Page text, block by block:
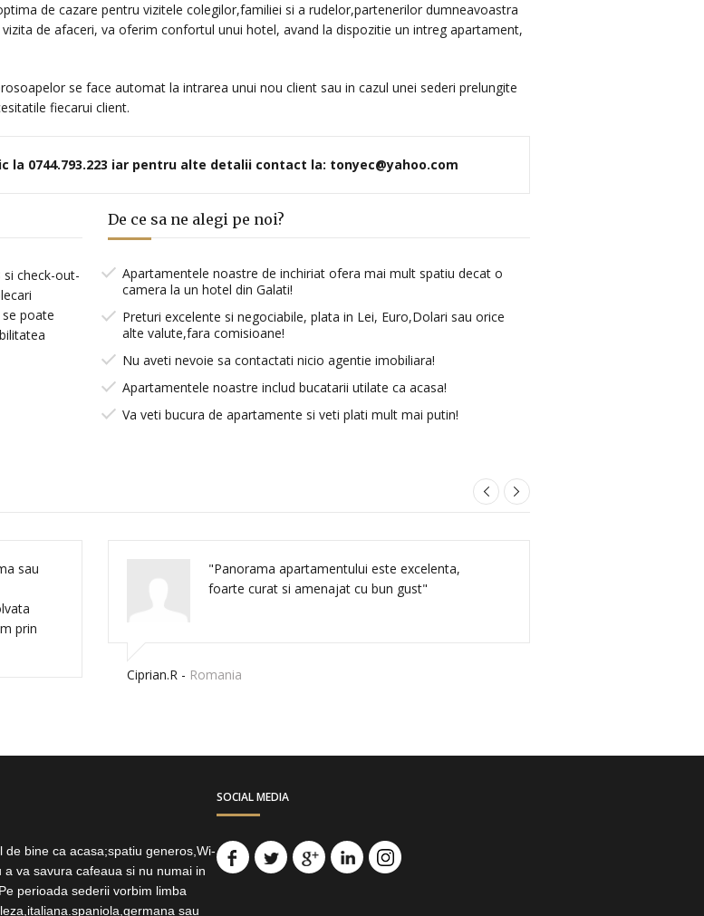
de cazare pentru vizitele colegilor,familiei si a rudelor,partenerilor dumneavoastra
de afaceri, va oferim confortul unui hotel, avand la dispozitie un intreg apartament,
se face automat la intrarea unui nou client sau in cazul unei sederi prelungite
fiecarui client.
0744.793.223 iar pentru alte detalii contact la: tonyec@yahoo.com
si check-out-
poate
De ce sa ne alegi pe noi?
Apartamentele noastre de inchiriat ofera mai mult spatiu decat o
camera la un hotel din Galati!
Preturi excelente si negociabile, plata in Lei, Euro,Dolari sau orice
alte valute,fara comisioane!
Nu aveti nevoie sa contactati nicio agentie imobiliara!
Apartamentele noastre includ bucatarii utilate ca acasa!
Va veti bucura de apartamente si veti plati mult mai putin!
sau
prin
"Panorama apartamentului este excelenta,
foarte curat si amenajat cu bun gust"
Ciprian.R - Romania
bine ca acasa;spatiu generos,Wi-
va savura cafeaua si nu numai in
perioada sederii vorbim limba
sau
SOCIAL MEDIA